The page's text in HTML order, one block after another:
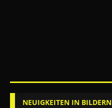
NEUIGKEITEN IN BILDERN